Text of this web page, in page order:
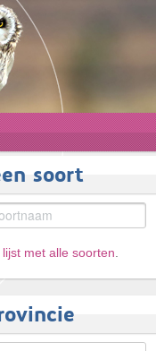
soort
met alle soorten